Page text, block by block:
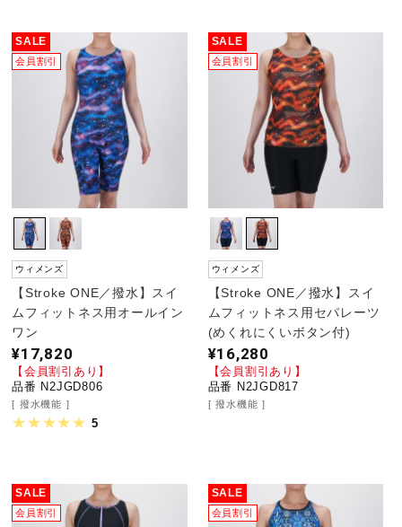
SALE
会員割引
ウィメンズ
【Stroke ONE／撥水】スイ
ムフィットネス用オールイン
ワン
¥17,820
【会員割引あり】
品番 N2JGD806
撥水機能
5
SALE
会員割引
ウィメンズ
【Stroke ONE／撥水】スイ
ムフィットネス用セパレーツ
(めくれにくいボタン付)
¥16,280
【会員割引あり】
品番 N2JGD817
撥水機能
SALE
会員割引
SALE
会員割引